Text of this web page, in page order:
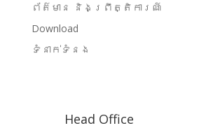
ព័ត៌មាន និងព្រឹត្តិការណ៍
Download
ទំនាក់ទំនង
Head Office